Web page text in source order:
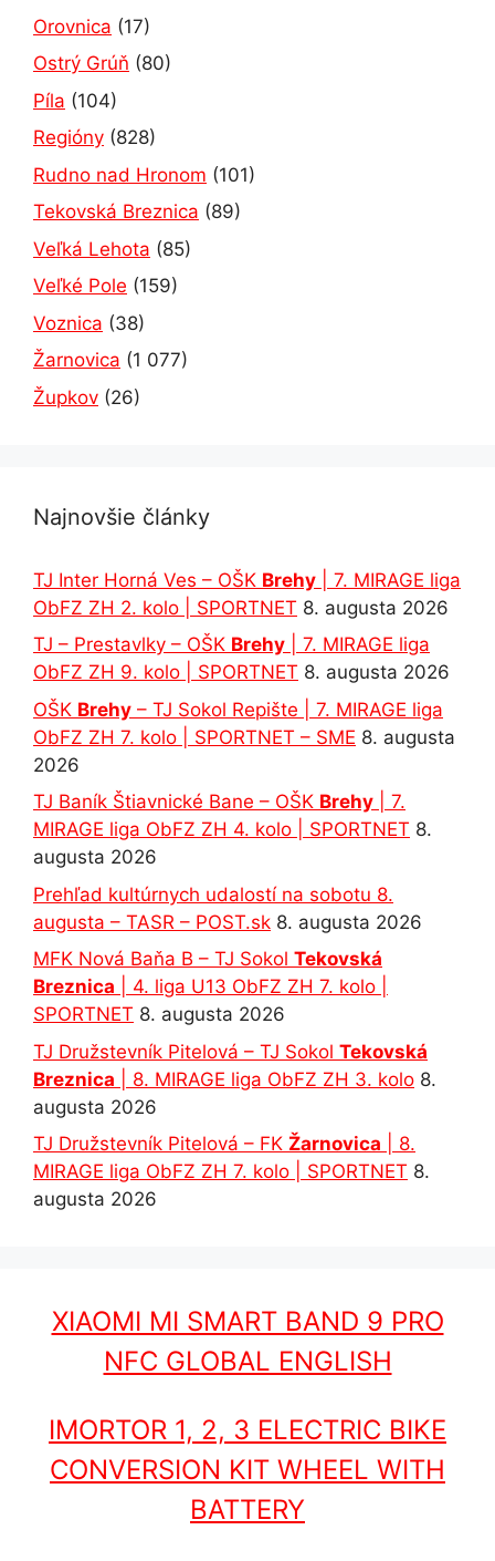
Orovnica (17)
Ostrý Grúň (80)
Píla (104)
Regióny (828)
Rudno nad Hronom (101)
Tekovská Breznica (89)
Veľká Lehota (85)
Veľké Pole (159)
Voznica (38)
Žarnovica (1 077)
Župkov (26)
Najnovšie články
TJ Inter Horná Ves – OŠK Brehy | 7. MIRAGE liga
ObFZ ZH 2. kolo | SPORTNET 8. augusta 2026
TJ – Prestavlky – OŠK Brehy | 7. MIRAGE liga
ObFZ ZH 9. kolo | SPORTNET 8. augusta 2026
OŠK Brehy – TJ Sokol Repište | 7. MIRAGE liga
ObFZ ZH 7. kolo | SPORTNET – SME 8. augusta
2026
TJ Baník Štiavnické Bane – OŠK Brehy | 7.
MIRAGE liga ObFZ ZH 4. kolo | SPORTNET 8.
augusta 2026
Prehľad kultúrnych udalostí na sobotu 8.
augusta – TASR – POST.sk 8. augusta 2026
MFK Nová Baňa B – TJ Sokol Tekovská
Breznica | 4. liga U13 ObFZ ZH 7. kolo |
SPORTNET 8. augusta 2026
TJ Družstevník Pitelová – TJ Sokol Tekovská
Breznica | 8. MIRAGE liga ObFZ ZH 3. kolo 8.
augusta 2026
TJ Družstevník Pitelová – FK Žarnovica | 8.
MIRAGE liga ObFZ ZH 7. kolo | SPORTNET 8.
augusta 2026
XIAOMI MI SMART BAND 9 PRO
NFC GLOBAL ENGLISH
IMORTOR 1, 2, 3 ELECTRIC BIKE
CONVERSION KIT WHEEL WITH
BATTERY